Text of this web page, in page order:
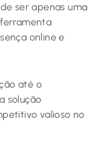
ser apenas uma
online e
até o
solução
valioso no